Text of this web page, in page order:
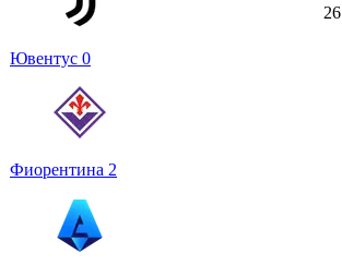
Ювентус 0
Фиорентина 2
26